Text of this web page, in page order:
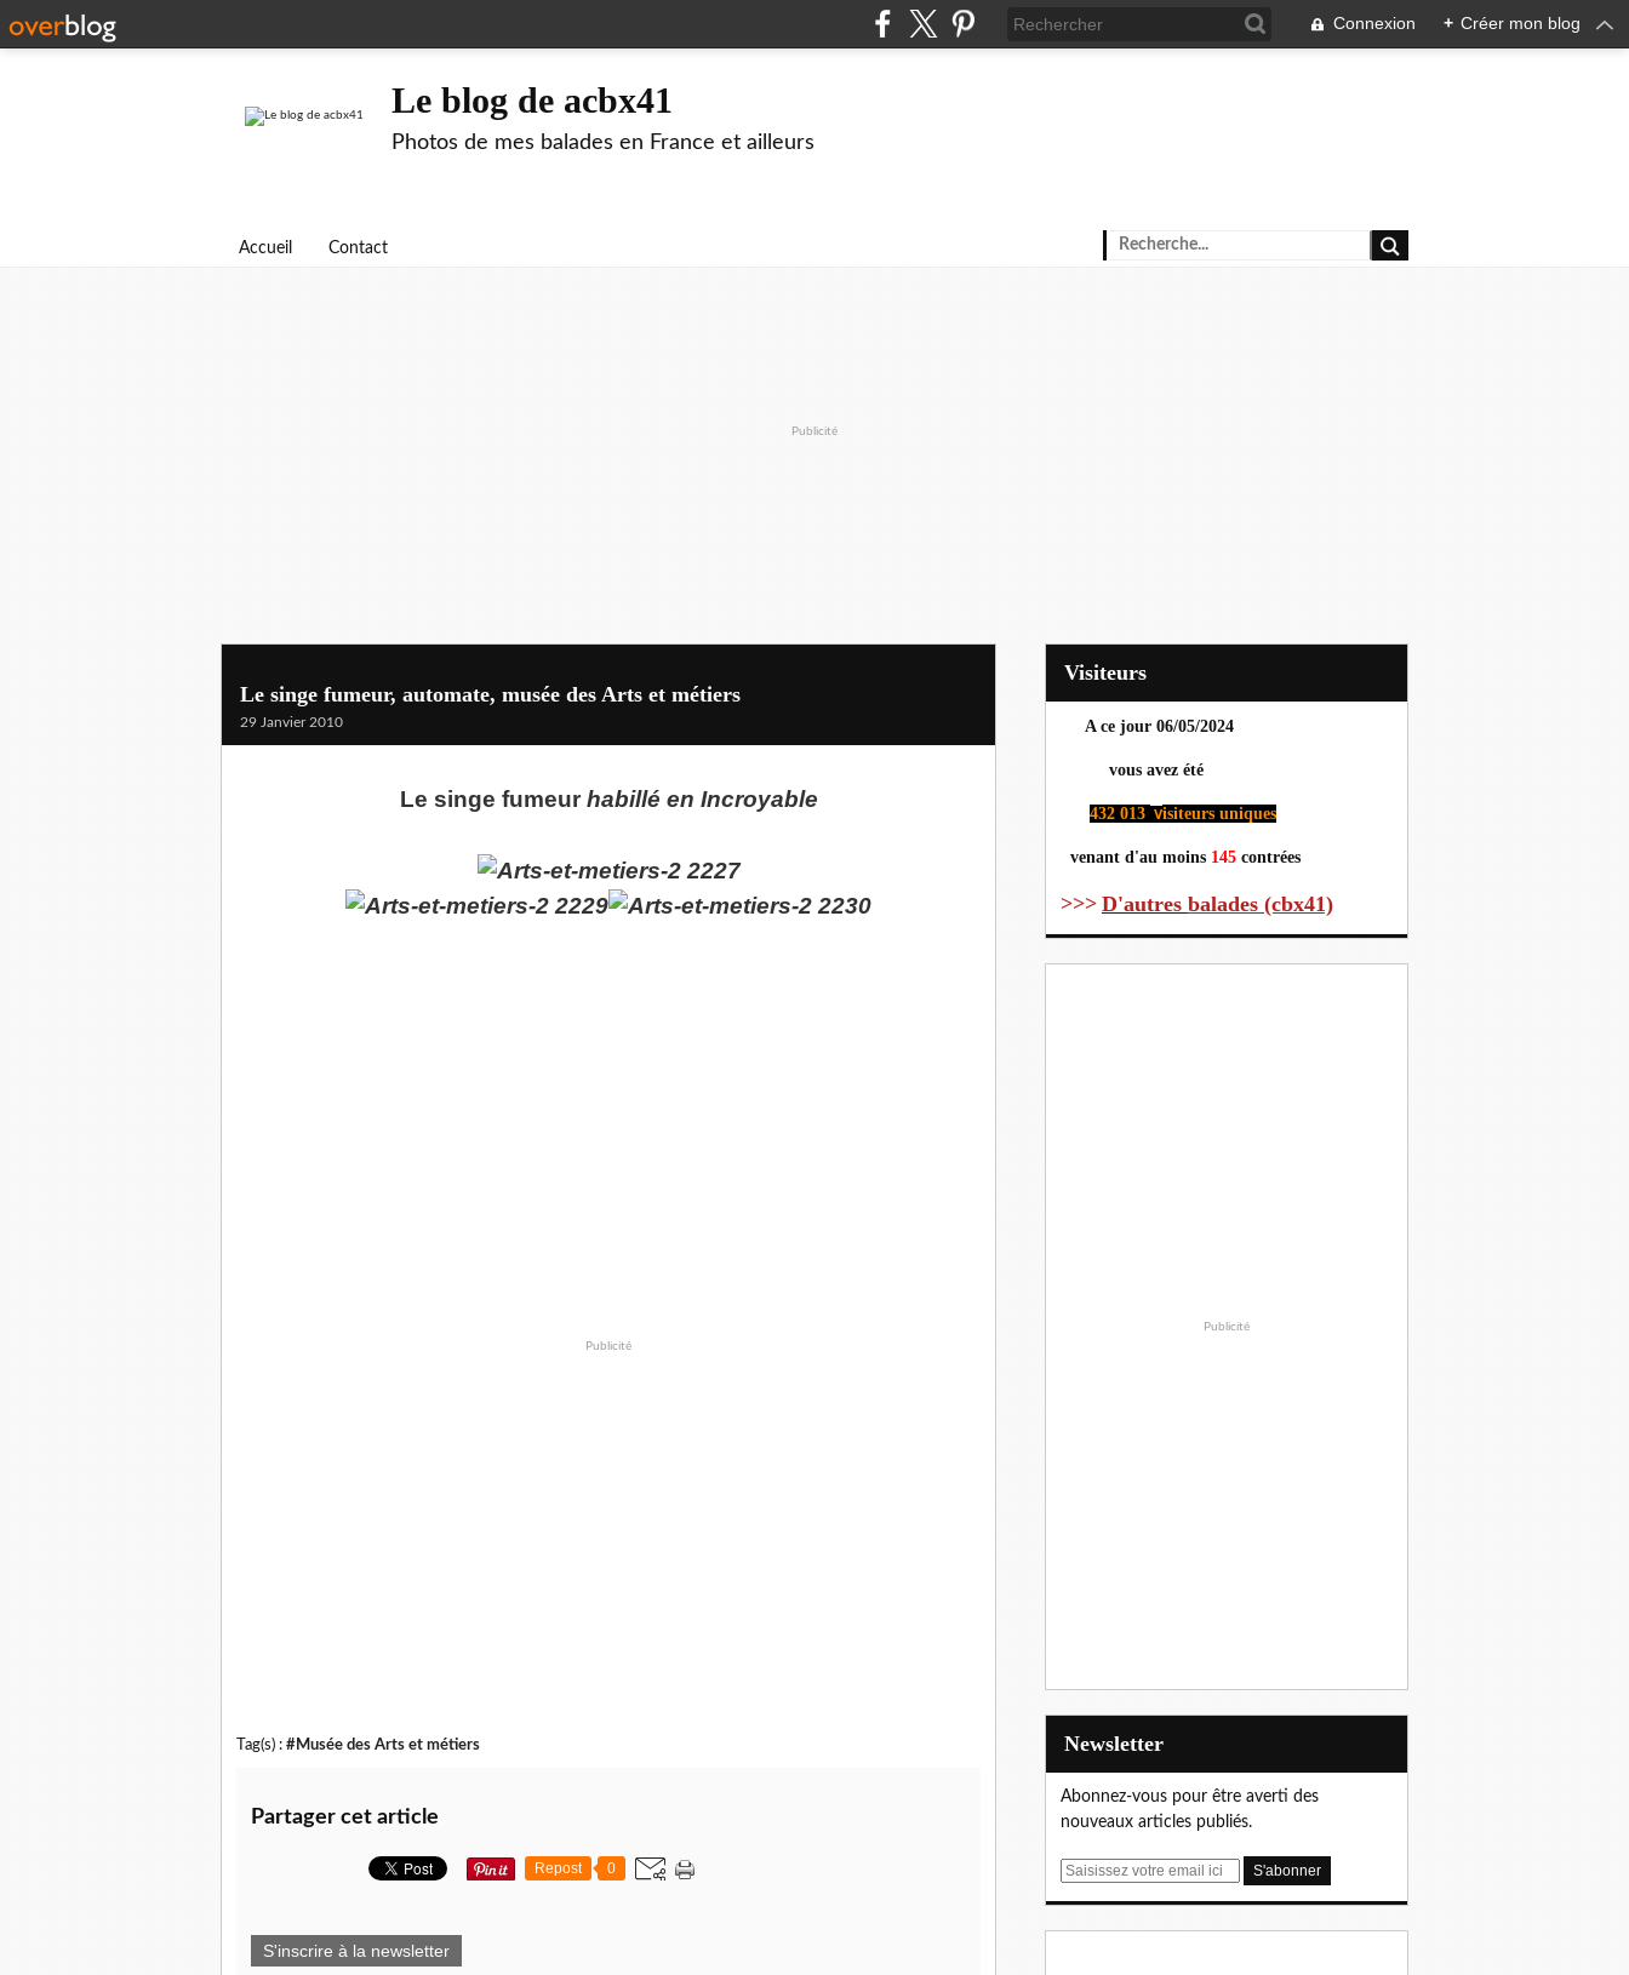
Connexion + Créer mon blog
Le blog de acbx41
Photos de mes balades en France et ailleurs
Accueil Contact
Publicité
Le singe fumeur, automate, musée des Arts et métiers
29 Janvier 2010
Le singe fumeur habillé en Incroyable
Publicité
Tag(s) : #Musée des Arts et métiers
Partager cet article
Repost 0
S'inscrire à la newsletter
Visiteurs
A ce jour 06/05/2024
vous avez été
432 013 visiteurs uniques
venant d'au moins 145 contrées
>>> D'autres balades (cbx41)
Publicité
Newsletter
Abonnez-vous pour être averti des
nouveaux articles publiés.
E